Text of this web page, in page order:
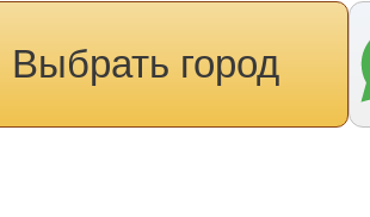
Выбрать город